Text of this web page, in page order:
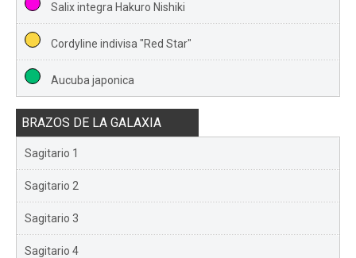
Salix integra Hakuro Nishiki
Cordyline indivisa "Red Star"
Aucuba japonica
BRAZOS DE LA GALAXIA
Sagitario 1
Sagitario 2
Sagitario 3
Sagitario 4